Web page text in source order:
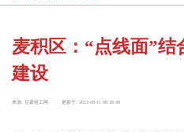
麦积区：“点线面”
建设
来源: 甘肃组工网 更新于: 2022-08-11 08:38:48